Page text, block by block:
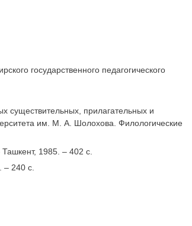
государственного педагогического
существительных, прилагательных и
им. М. А. Шолохова. Филологические
1985. – 402 с.
– 240 с.